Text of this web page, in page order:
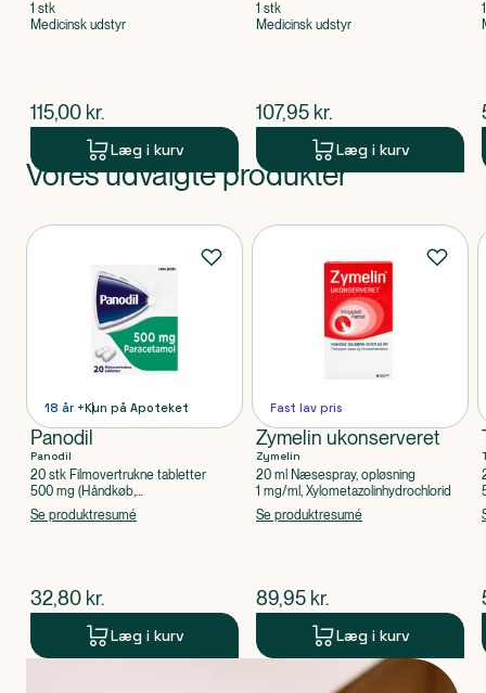
1 stk
Medicinsk udstyr
$nuværende pris
115,00 kr.
Læg i kurv
1 stk
Medicinsk udstyr
$nuværende pris
107,95 kr.
Læg i kurv
Produkt 1 af 0
Vores udvalgte produkter
Produkter
18 år +Kun på Apoteket
Panodil
Panodil
20 stk Filmovertrukne tabletter
500 mg (Håndkøb,
apoteksforbeholdt), Paracetamol
Se produktresumé
$nuværende pris
32,80 kr.
Læg i kurv
Fast lav pris
Zymelin ukonserveret
Zymelin
20 ml Næsespray, opløsning
1 mg/ml, Xylometazolinhydrochlorid
Se produktresumé
$nuværende pris
89,95 kr.
Læg i kurv